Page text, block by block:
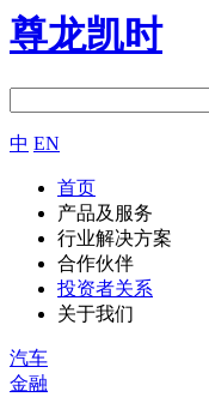
尊龙凯时
中 EN
首页
产品及服务
行业解决方案
合作伙伴
投资者关系
关于我们
汽车
金融